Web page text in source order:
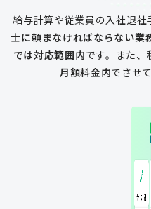
給与計算や従業員の入社退社
士に頼まなければならない業
では対応範囲内です。 また、
月額料金内でさせ
一般